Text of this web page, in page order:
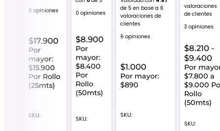
0 opiniones
$17.900
Por
mayor:
$15.900
Por Rollo
(25mts)
SKU:
0 opiniones
$8.900
Por
mayor:
$8.400
Por
Rollo
(50mts)
SKU:
de 5 en base a 6
valoraciones de
clientes
6 opiniones
$1.000
Por mayor:
$890
SKU:
valoraciones
de clientes
3 opiniones
$8.210 -
$9.400
Por
$7.800 a
$9.000
Rollo
(50mts)
SKU: